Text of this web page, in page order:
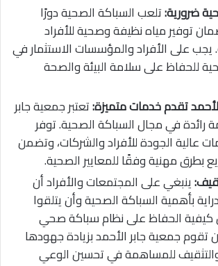
ضرورية:تلعب السباكة الصحية دورًا
توفير مياه نظيفة وصحية للأفراد
على الأفراد والمؤسسات الاستثمار في
للحفاظ على سلامة البيئة والصحة
تقدم خدمات متميزة:تعتبر جمعية جابر
رائدة في مجال السباكة الصحية. توفر
عالية الجودة للأفراد والشركات، وتضمن
بطرق مهنية وفقًا للمعايير الصحية.
ينبغي على المجتمعات والأفراد أن
بأهمية السباكة الصحية وأن يتلقوا
كيفية الحفاظ على نظام سباكة صحي
جمعية جابر الأحمد بزيادة جهودها
للمساهمة في تحسين الوعي